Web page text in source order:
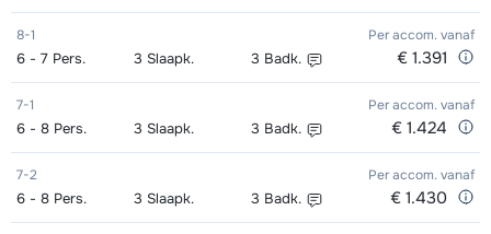
8-1 Per accom. vanaf
6 - 7 Pers. 3 Slaapk. 3 Badk. € 1.391
7-1 Per accom. vanaf
6 - 8 Pers. 3 Slaapk. 3 Badk. € 1.424
7-2 Per accom. vanaf
6 - 8 Pers. 3 Slaapk. 3 Badk. € 1.430